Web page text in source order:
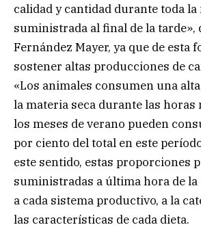
calidad y cantidad durante toda la
suministrada al final de la tarde»,
Fernández Mayer, ya que de esta
sostener altas producciones de
«Los animales consumen una
la materia seca durante las horas
los meses de verano pueden
por ciento del total en este
este sentido, estas proporciones
suministradas a última hora de la
a cada sistema productivo, a la
las características de cada dieta.